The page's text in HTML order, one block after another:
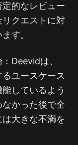
的なレビュー
クエストに対
す。
Deevidは、
ユースケース
しているよう
かった後で全
大きな不満を